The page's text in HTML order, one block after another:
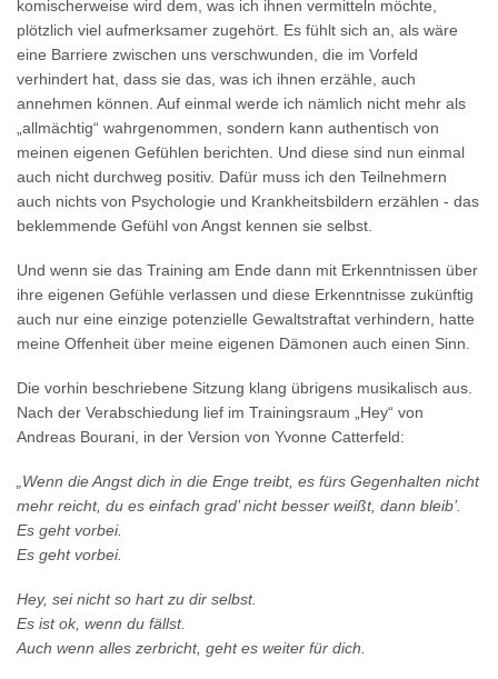
komischerweise wird dem, was ich ihnen vermitteln möchte,
plötzlich viel aufmerksamer zugehört. Es fühlt sich an, als wäre
eine Barriere zwischen uns verschwunden, die im Vorfeld
verhindert hat, dass sie das, was ich ihnen erzähle, auch
annehmen können. Auf einmal werde ich nämlich nicht mehr als
„allmächtig“ wahrgenommen, sondern kann authentisch von
meinen eigenen Gefühlen berichten. Und diese sind nun einmal
auch nicht durchweg positiv. Dafür muss ich den Teilnehmern
auch nichts von Psychologie und Krankheitsbildern erzählen - das
beklemmende Gefühl von Angst kennen sie selbst.
Und wenn sie das Training am Ende dann mit Erkenntnissen über
ihre eigenen Gefühle verlassen und diese Erkenntnisse zukünftig
auch nur eine einzige potenzielle Gewaltstraftat verhindern, hatte
meine Offenheit über meine eigenen Dämonen auch einen Sinn.
Die vorhin beschriebene Sitzung klang übrigens musikalisch aus.
Nach der Verabschiedung lief im Trainingsraum „Hey“ von
Andreas Bourani, in der Version von Yvonne Catterfeld:
„Wenn die Angst dich in die Enge treibt, es fürs Gegenhalten nicht
mehr reicht, du es einfach grad’ nicht besser weißt, dann bleib’.
Es geht vorbei.
Es geht vorbei.
Hey, sei nicht so hart zu dir selbst.
Es ist ok, wenn du fällst.
Auch wenn alles zerbricht, geht es weiter für dich.